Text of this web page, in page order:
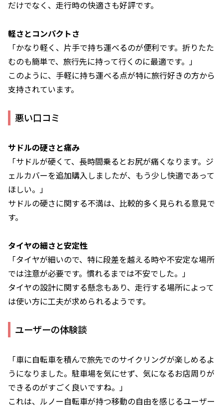
だけでなく、走行時の快適さも好評です。
軽さとコンパクトさ
「かなり軽く、片手で持ち運べるのが便利です。折りたた
むのも簡単で、旅行先に持って行くのに最適です。」
このように、手軽に持ち運べる点が特に旅行好きの方から
支持されています。
悪い口コミ
サドルの硬さと痛み
「サドルが硬くて、長時間乗るとお尻が痛くなります。ジ
ェルカバーを追加購入しましたが、もう少し快適であって
ほしい。」
サドルの硬さに関する不満は、比較的多く見られる意見で
す。
タイヤの細さと安定性
「タイヤが細いので、特に段差を越える時や不安定な場所
では注意が必要です。慣れるまでは不安でした。」
タイヤの設計に関する懸念もあり、走行する場所によって
は使い方に工夫が求められるようです。
ユーザーの体験談
「車に自転車を積んで旅先でのサイクリングが楽しめるよ
うになりました。駐車場を気にせず、気になるお店周りが
できるのがすごく良いですね。」
これは、ルノー自転車が持つ移動の自由を感じるユーザー